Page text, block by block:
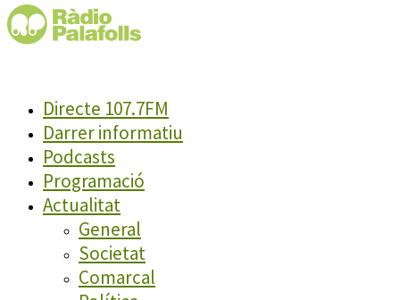
Directe 107.7FM
Darrer informatiu
Podcasts
Programació
Actualitat
General
Societat
Comarcal